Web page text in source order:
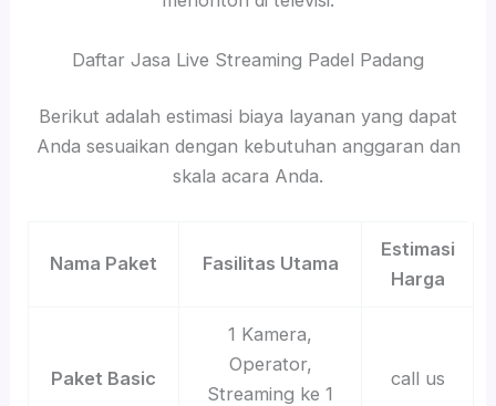
Daftar Jasa Live Streaming Padel Padang
Berikut adalah estimasi biaya layanan yang dapat
Anda sesuaikan dengan kebutuhan anggaran dan
skala acara Anda.
Nama Paket Fasilitas Utama
Estimasi
Harga
Paket Basic
1 Kamera,
Operator,
Streaming ke 1
call us